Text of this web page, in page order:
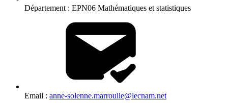
Département : EPN06 Mathématiques et statistiques
Email : anne-solenne.marroulle@lecnam.net